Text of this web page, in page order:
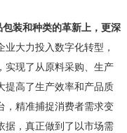
装和种类的革新上，更深
业大力投入数字化转型，
实现了从原料采购、生产
提高了生产效率和产品质
，精准捕捉消费者需求变
据，真正做到了以市场需